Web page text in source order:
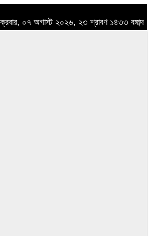
০৭ অগাস্ট ২০২৬, ২৩ শ্রাবণ ১৪৩৩ বঙ্গাব্দ